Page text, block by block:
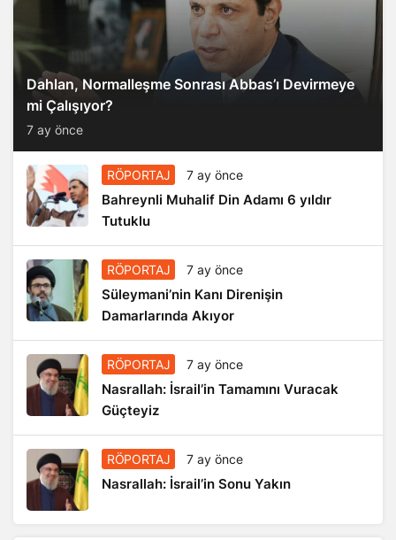
Dahlan, Normalleşme Sonrası Abbas’ı Devirmeye
mi Çalışıyor?
7 ay önce
RÖPORTAJ 7 ay önce
Bahreynli Muhalif Din Adamı 6 yıldır
Tutuklu
RÖPORTAJ 7 ay önce
Süleymani’nin Kanı Direnişin
Damarlarında Akıyor
RÖPORTAJ 7 ay önce
Nasrallah: İsrail’in Tamamını Vuracak
Güçteyiz
RÖPORTAJ 7 ay önce
Nasrallah: İsrail’in Sonu Yakın